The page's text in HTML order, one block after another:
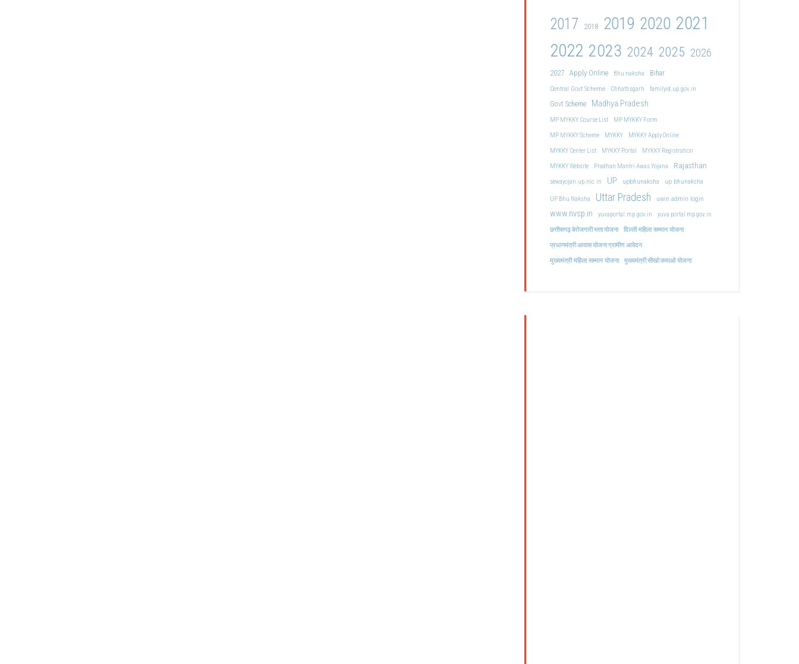
2017 2018 2019 2020 2021
2022 2023 2024 2025 2026
2027 Apply Online Bhu naksha
Bihar
Central Govt Scheme
Chhattisgarh familyid.up.gov.in
Govt Scheme Madhya Pradesh
MP MYKKY Course List
MP MYKKY Form
MP MYKKY Scheme
MYKKY
MYKKY Apply Online
MYKKY Center List
MYKKY Portal
MYKKY Registration
MYKKY Website
Pradhan Mantri Awas Yojana Rajasthan
sewayojan.up.nic.in UP upbhunaksha up bhunaksha
UP Bhu Naksha Uttar Pradesh uwin admin login
www.nvsp.in yuvaportal.mp.gov.in
yuva portal mp gov.in
छत्तीसगढ़ बेरोजगारी भत्ता योजना
दिल्ली महिला सम्मान योजना
प्रधानमंत्री आवास योजना ग्रामीण आवेदन
मुख्यमंत्री महिला सम्मान योजना मुख्यमंत्री सीखो कमाओ योजना